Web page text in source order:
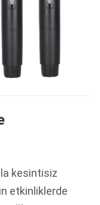
kesintisiz
etkinliklerde